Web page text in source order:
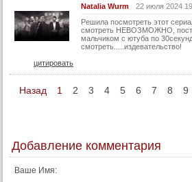
39 серия
39 серия (суб)
40 серия
Natalia Wurm
22 июля 2024
Решила посмотреть этот
смотреть НЕВОЗМОЖНО,
мальчиком с ютуба по
смотреть.....издевательство!
цитировать
Назад 1 2 3 4 5 6 7 8 9
Добавление комментария
Ваше Имя: